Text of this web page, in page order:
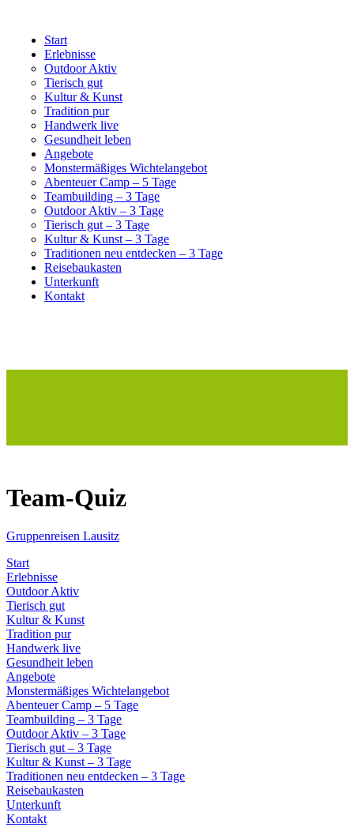
Start
Erlebnisse
Outdoor Aktiv
Tierisch gut
Kultur & Kunst
Tradition pur
Handwerk live
Gesundheit leben
Angebote
Monstermäßiges Wichtelangebot
Abenteuer Camp – 5 Tage
Teambuilding – 3 Tage
Outdoor Aktiv – 3 Tage
Tierisch gut – 3 Tage
Kultur & Kunst – 3 Tage
Traditionen neu entdecken – 3 Tage
Reisebaukasten
Unterkunft
Kontakt
Team-Quiz
Gruppenreisen Lausitz
Start
Erlebnisse
Outdoor Aktiv
Tierisch gut
Kultur & Kunst
Tradition pur
Handwerk live
Gesundheit leben
Angebote
Monstermäßiges Wichtelangebot
Abenteuer Camp – 5 Tage
Teambuilding – 3 Tage
Outdoor Aktiv – 3 Tage
Tierisch gut – 3 Tage
Kultur & Kunst – 3 Tage
Traditionen neu entdecken – 3 Tage
Reisebaukasten
Unterkunft
Kontakt